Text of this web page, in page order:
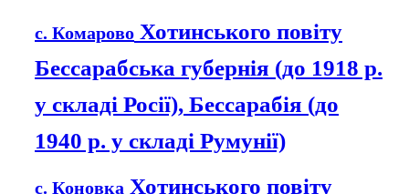
с. Комарово Хотинського повіту
Бессарабська губернія (до 1918 р.
у складі Росії), Бессарабія (до
1940 р. у складі Румунії)
с. Коновка Хотинського повіту